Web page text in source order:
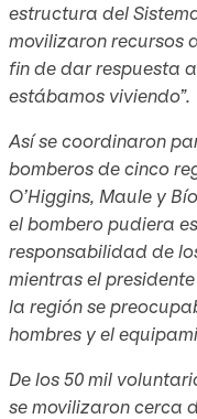
estructura del
movilizaron recursos
fin de dar respuesta
estábamos viviendo”.
Así se coordinaron
bomberos de cinco
O’Higgins, Maule y
el bombero pudiera
responsabilidad de
mientras el
la región se
hombres y el
De los 50 mil
se movilizaron cerca